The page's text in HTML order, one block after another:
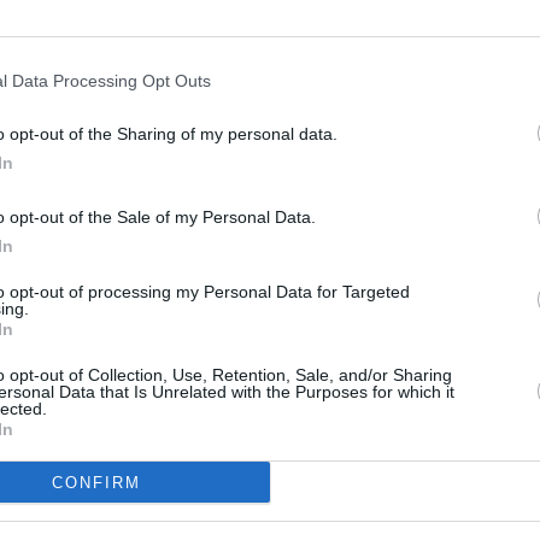
Data Processing Opt Outs
opt-out of the Sharing of my personal data.
opt-out of the Sale of my Personal Data.
opt-out of processing my Personal Data for Targeted
opt-out of Collection, Use, Retention, Sale, and/or Sharing
Data that Is Unrelated with the Purposes for which it
CONFIRM
se pune umplutura de brânză, brânză cu
marginile, ca într-un plic şi se pun în
parte, până devin aurii.
scurs. Se pudrează cu zahăr sau